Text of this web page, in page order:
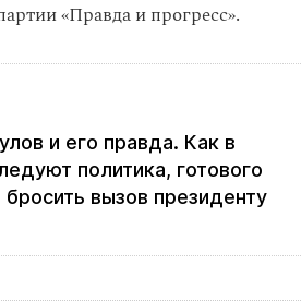
«Правда и прогресс».
и его правда. Как в
политика, готового
вызов президенту